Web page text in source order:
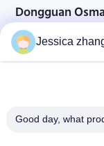
Dongguan
28 दूसरा
Jessica
Good day, what